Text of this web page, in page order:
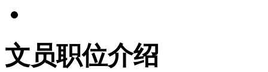
文员职位介绍